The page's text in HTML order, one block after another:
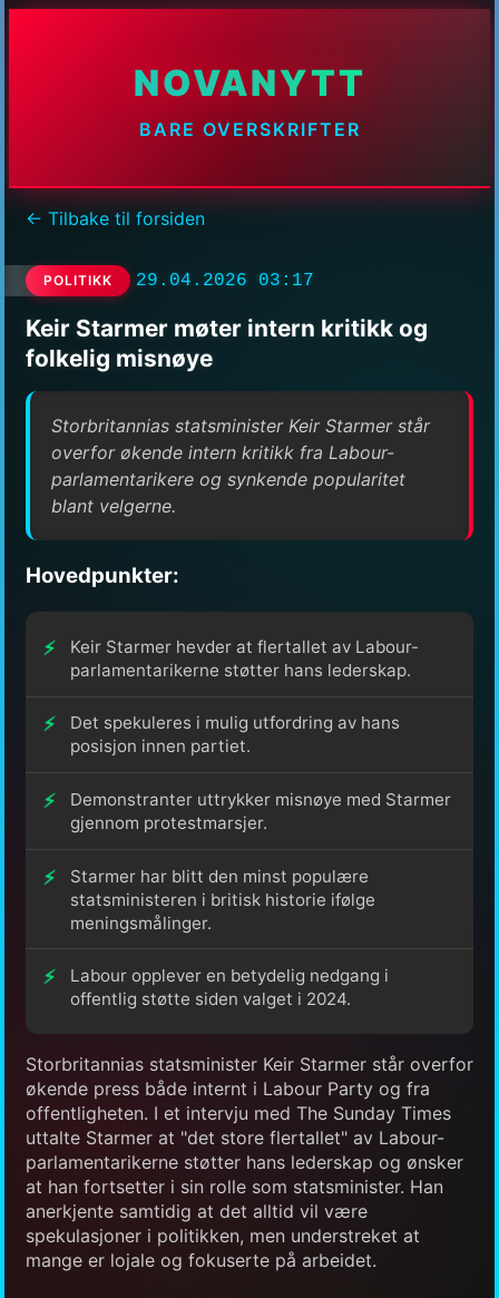
NOVANYTT
BARE OVERSKRIFTER
← Tilbake til forsiden
POLITIKK 29.04.2026 03:17
Keir Starmer møter intern kritikk og
folkelig misnøye
Storbritannias statsminister Keir Starmer står
overfor økende intern kritikk fra Labour-
parlamentarikere og synkende popularitet
blant velgerne.
Hovedpunkter:
Keir Starmer hevder at flertallet av Labour-
parlamentarikerne støtter hans lederskap.
Det spekuleres i mulig utfordring av hans
posisjon innen partiet.
Demonstranter uttrykker misnøye med Starmer
gjennom protestmarsjer.
Starmer har blitt den minst populære
statsministeren i britisk historie ifølge
meningsmålinger.
Labour opplever en betydelig nedgang i
offentlig støtte siden valget i 2024.
Storbritannias statsminister Keir Starmer står overfor
økende press både internt i Labour Party og fra
offentligheten. I et intervju med The Sunday Times
uttalte Starmer at "det store flertallet" av Labour-
parlamentarikerne støtter hans lederskap og ønsker
at han fortsetter i sin rolle som statsminister. Han
anerkjente samtidig at det alltid vil være
spekulasjoner i politikken, men understreket at
mange er lojale og fokuserte på arbeidet.